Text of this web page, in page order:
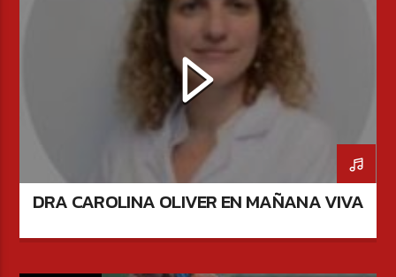
DRA CAROLINA OLIVER EN MAÑANA VIVA